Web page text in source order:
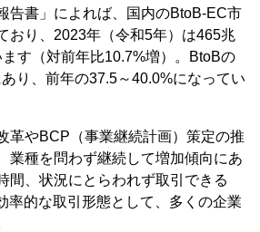
告書」によれば、国内のBtoB-EC市
おり、2023年（令和5年）は465兆
す（対前年比10.7%増）。BtoBの
り、前年の37.5～40.0%になってい
革やBCP（事業継続計画）策定の推
業種を問わず継続して増加傾向にあ
間、状況にとらわれず取引できる
率的な取引形態として、多くの企業